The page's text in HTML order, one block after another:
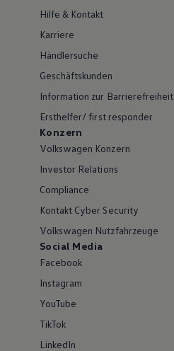
Hilfe & Kontakt
Karriere
Händlersuche
Geschäftskunden
Information zur Barrierefreiheit
Ersthelfer/ first responder
Konzern
Volkswagen Konzern
Investor Relations
Compliance
Kontakt Cyber Security
Volkswagen Nutzfahrzeuge
Social Media
Facebook
Instagram
YouTube
TikTok
LinkedIn